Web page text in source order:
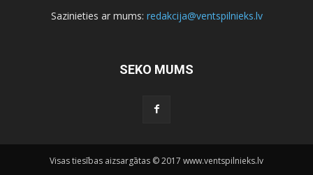
Sazinieties ar mums: redakcija@ventspilnieks.lv
SEKO MUMS
Visas tiesības aizsargātas © 2017 www.ventspilnieks.lv